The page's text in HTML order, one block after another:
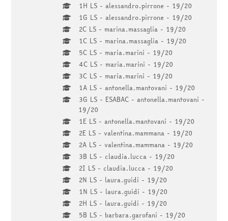
1H LS - alessandro.pirrone - 19/20
1G LS - alessandro.pirrone - 19/20
2C LS - marina.massaglia - 19/20
1C LS - marina.massaglia - 19/20
5C LS - maria.marini - 19/20
4C LS - maria.marini - 19/20
3C LS - maria.marini - 19/20
1A LS - antonella.mantovani - 19/20
3G LS - ESABAC - antonella.mantovani -
19/20
1E LS - antonella.mantovani - 19/20
2E LS - valentina.mammana - 19/20
2A LS - valentina.mammana - 19/20
3B LS - claudia.lucca - 19/20
2I LS - claudia.lucca - 19/20
2N LS - laura.guidi - 19/20
1N LS - laura.guidi - 19/20
2H LS - laura.guidi - 19/20
5B LS - barbara.garofani - 19/20